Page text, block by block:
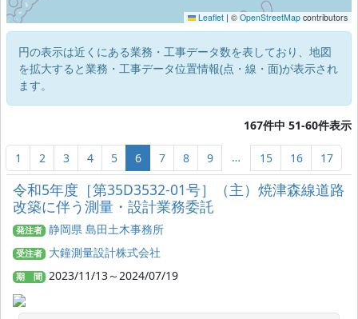
Leaflet | © OpenStreetMap contributors
円の表示は近くにある業務・工事データ数を表しており、地図
を拡大すると業務・工事データ位置情報(点・線・面)が表示され
ます。
167件中 51-60件表示
1 2 3 4 5 6 7 8 9 … 15 16 17
令和5年度［第35D3532-01号］（主）焼津森線道路
改築に伴う測量・設計業務委託
発注者 静岡県 島田土木事務所
受注者 大鐘測量設計株式会社
期 間 2023/11/13～2024/07/19